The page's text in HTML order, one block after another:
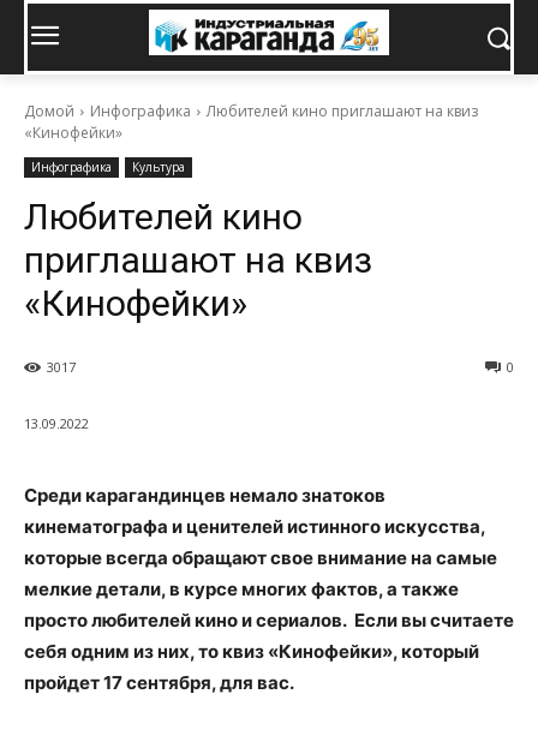
Домой Инфографика
Любителей кино приглашают на квиз
«Кинофейки»
Инфографика Культура
Любителей кино
приглашают на квиз
«Кинофейки»
0
3017
13.09.2022
Среди карагандинцев немало знатоков
кинематографа и ценителей истинного искусства,
которые всегда обращают свое внимание на самые
мелкие детали, в курсе многих фактов, а также
просто любителей кино и сериалов. Если вы считаете
себя одним из них, то квиз «Кинофейки», который
пройдет 17 сентября, для вас.